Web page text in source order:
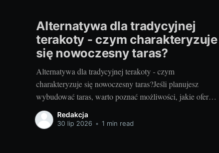
Alternatywa dla tradycyjnej
terakoty - czym charakteryzuje
się nowoczesny taras?
Alternatywa dla tradycyjnej terakoty - czym
charakteryzuje się nowoczesny taras?Jeśli planujesz
wybudować taras, warto poznać możliwości, jakie oferują
nowoczesne rozwiązania. Można przecież zdecydować
się na coś więcej niż tylko tradycyjną terakotę. Ale jak
Redakcja
30 lip 2026 • 1 min read